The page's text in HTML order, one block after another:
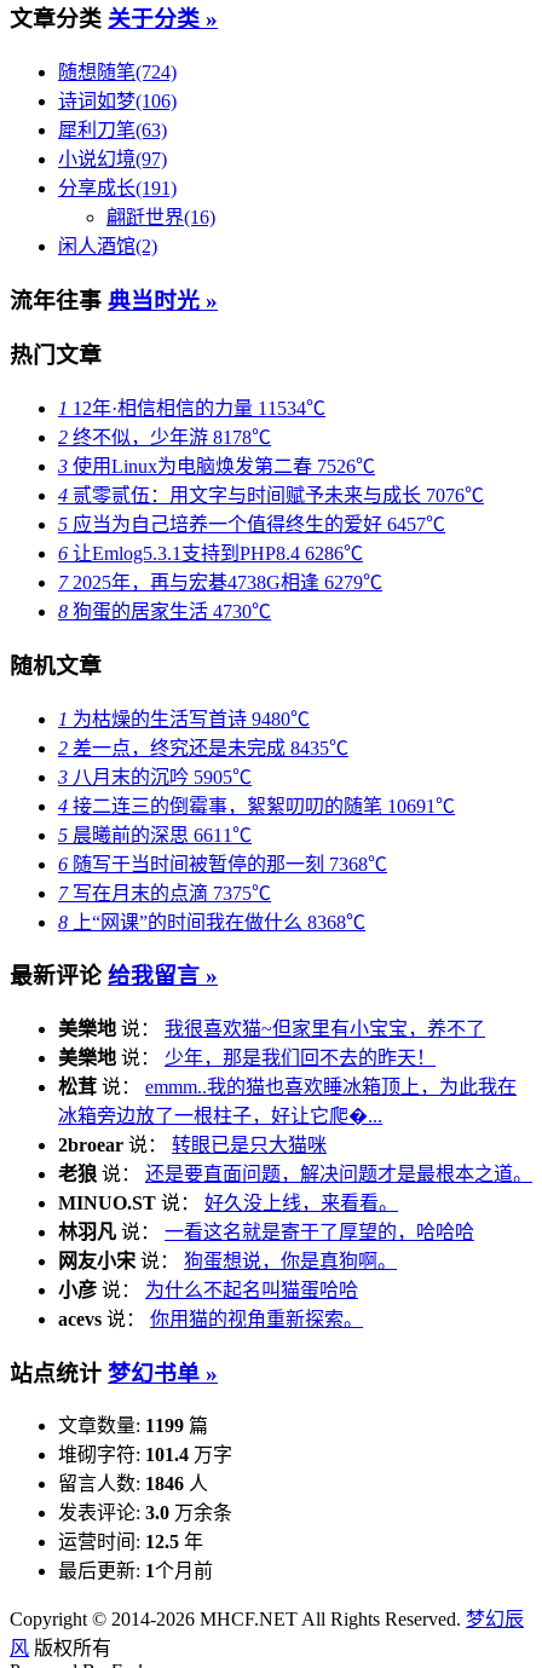
文章分类 关于分类 »
随想随笔(724)
诗词如梦(106)
犀利刀笔(63)
小说幻境(97)
分享成长(191)
翩跹世界(16)
闲人酒馆(2)
流年往事 典当时光 »
热门文章
1 12年·相信相信的力量 11534℃
2 终不似，少年游 8178℃
3 使用Linux为电脑焕发第二春 7526℃
4 贰零贰伍：用文字与时间赋予未来与成长 7076℃
5 应当为自己培养一个值得终生的爱好 6457℃
6 让Emlog5.3.1支持到PHP8.4 6286℃
72025年，再与宏碁4738G相逢 6279℃
8 狗蛋的居家生活 4730℃
随机文章
1 为枯燥的生活写首诗 9480℃
2 差一点，终究还是未完成 8435℃
3 八月末的沉吟 5905℃
4 接二连三的倒霉事，絮絮叨叨的随笔 10691℃
5 晨曦前的深思 6611℃
6 随写于当时间被暂停的那一刻 7368℃
7写在月末的点滴 7375℃
8 上“网课”的时间我在做什么 8368℃
最新评论 给我留言 »
美樂地 说： 我很喜欢猫~但家里有小宝宝，养不了
美樂地 说： 少年，那是我们回不去的昨天！
松茸 说： emmm..我的猫也喜欢睡冰箱顶上，为此我在
冰箱旁边放了一根柱子，好让它爬�...
2broear 说： 转眼已是只大猫咪
老狼 说： 还是要直面问题，解决问题才是最根本之道。
MINUO.ST 说： 好久没上线，来看看。
林羽凡 说： 一看这名就是寄于了厚望的，哈哈哈
网友小宋 说： 狗蛋想说，你是真狗啊。
小彦 说： 为什么不起名叫猫蛋哈哈
acevs 说： 你用猫的视角重新探索。
站点统计 梦幻书单 »
文章数量: 1199 篇
堆砌字符: 101.4 万字
留言人数: 1846 人
发表评论: 3.0 万余条
运营时间: 12.5 年
最后更新: 1个月前
Copyright © 2014-2026 MHCF.NET All Rights Reserved. 梦幻辰
风 版权所有